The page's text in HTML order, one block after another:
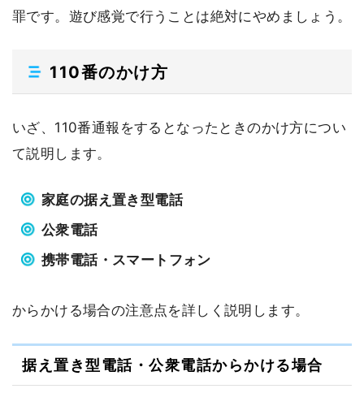
罪です。遊び感覚で行うことは絶対にやめましょう。
110番のかけ方
いざ、110番通報をするとなったときのかけ方につい
て説明します。
家庭の据え置き型電話
公衆電話
携帯電話・スマートフォン
からかける場合の注意点を詳しく説明します。
据え置き型電話・公衆電話からかける場合